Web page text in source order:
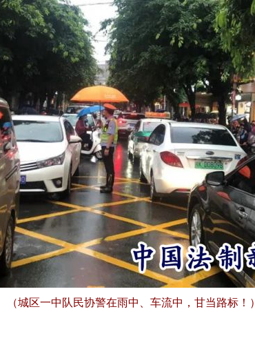
（城区一中队民协警在雨中、车流中，甘当路标！）